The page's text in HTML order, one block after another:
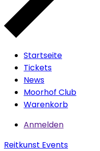
Startseite
Tickets
News
Moorhof Club
Warenkorb
Anmelden
Reitkunst Events